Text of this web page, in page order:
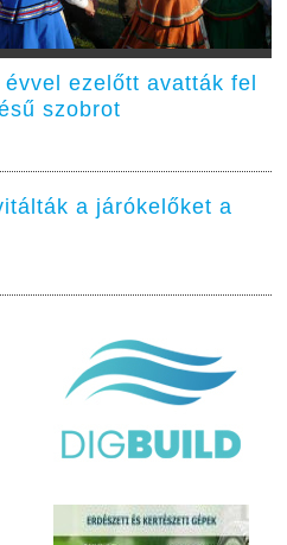
ezelőtt avatták fel
szobrot
a járókelőket a